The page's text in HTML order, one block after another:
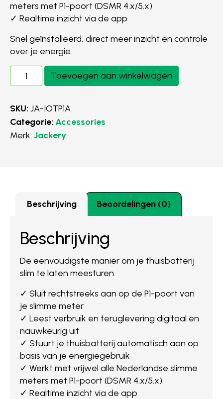
meters met P1-poort (DSMR 4.x/5.x)
✓ Realtime inzicht via de app
Snel geïnstalleerd, direct meer inzicht en controle
over je energie.
Toevoegen aan winkelwagen
SKU: JA-IOTP1A
Categorie: Accessories
Merk: Jackery
Beschrijving Beoordelingen (0)
Beschrijving
De eenvoudigste manier om je thuisbatterij
slim te laten meesturen.
✓ Sluit rechtstreeks aan op de P1-poort van
je slimme meter
✓ Leest verbruik en teruglevering digitaal en
nauwkeurig uit
✓ Stuurt je thuisbatterij automatisch aan op
basis van je energiegebruik
✓ Werkt met vrijwel alle Nederlandse slimme
meters met P1-poort (DSMR 4.x/5.x)
✓ Realtime inzicht via de app